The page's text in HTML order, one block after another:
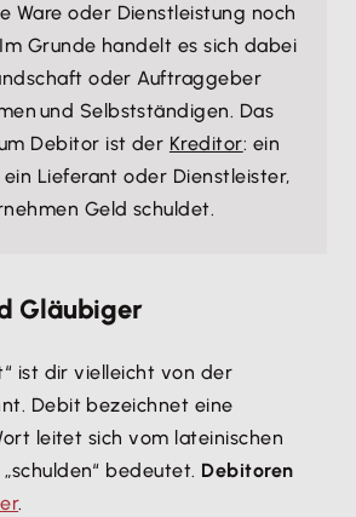
Ware oder Dienstleistung noch
Grunde handelt es sich dabei
oder Auftraggeber
und Selbstständigen. Das
Debitor ist der Kreditor: ein
Lieferant oder Dienstleister,
Geld schuldet.
Gläubiger
ist dir vielleicht von der
Debit bezeichnet eine
leitet sich vom lateinischen
bedeutet. Debitoren
.